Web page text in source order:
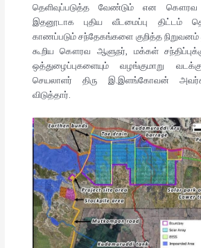
தெளிவுப்படுத்த வேண்டும் என கௌரவ
இதனூடாக புதிய வீடமைப்பு திட்டம்
காணப்படும் சந்தேகங்களை குறித்த
கூறிய கௌரவ ஆளுநர், மக்கள்
ஒத்துழைப்புகளையும் வழங்குமாறு
செயலாளர் திரு இ.இளங்கோவன்
விடுத்தார்.